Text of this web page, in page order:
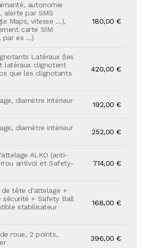
autonomie
alerte par SMS
Maps, vitesse …),
carte SIM
par ex …)
180,00 €
Latéraux (les
latéraux clignotent
que les clignotants
420,00 €
diamètre intérieur
192,00 €
diamètre intérieur
252,00 €
ALKO (anti-
antivol et Safety-
714,00 €
de tête d'attelage +
sécurité + Safety Ball
stabilisateur
168,00 €
roue, 2 points,
396,00 €